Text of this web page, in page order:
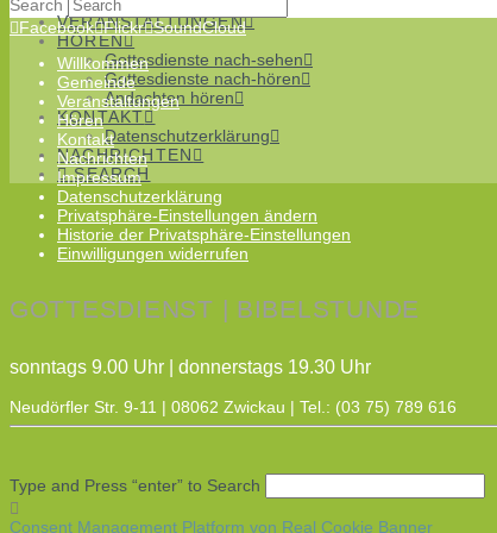
VERANSTALTUNGEN
HÖREN
Gottesdienste nach-sehen
Gottesdienste nach-hören
Andachten hören
KONTAKT
Datenschutzerklärung
NACHRICHTEN
SEARCH
Search
Facebook Flickr SoundCloud
Willkommen
Gemeinde
Veranstaltungen
Hören
Kontakt
Nachrichten
Impressum
Datenschutzerklärung
Privatsphäre-Einstellungen ändern
Historie der Privatsphäre-Einstellungen
Einwilligungen widerrufen
GOTTESDIENST | BIBELSTUNDE
sonntags 9.00 Uhr | donnerstags 19.30 Uhr
Neudörfler Str. 9-11 | 08062 Zwickau | Tel.: (03 75) 789 616
Type and Press “enter” to Search
Consent Management Platform von Real Cookie Banner